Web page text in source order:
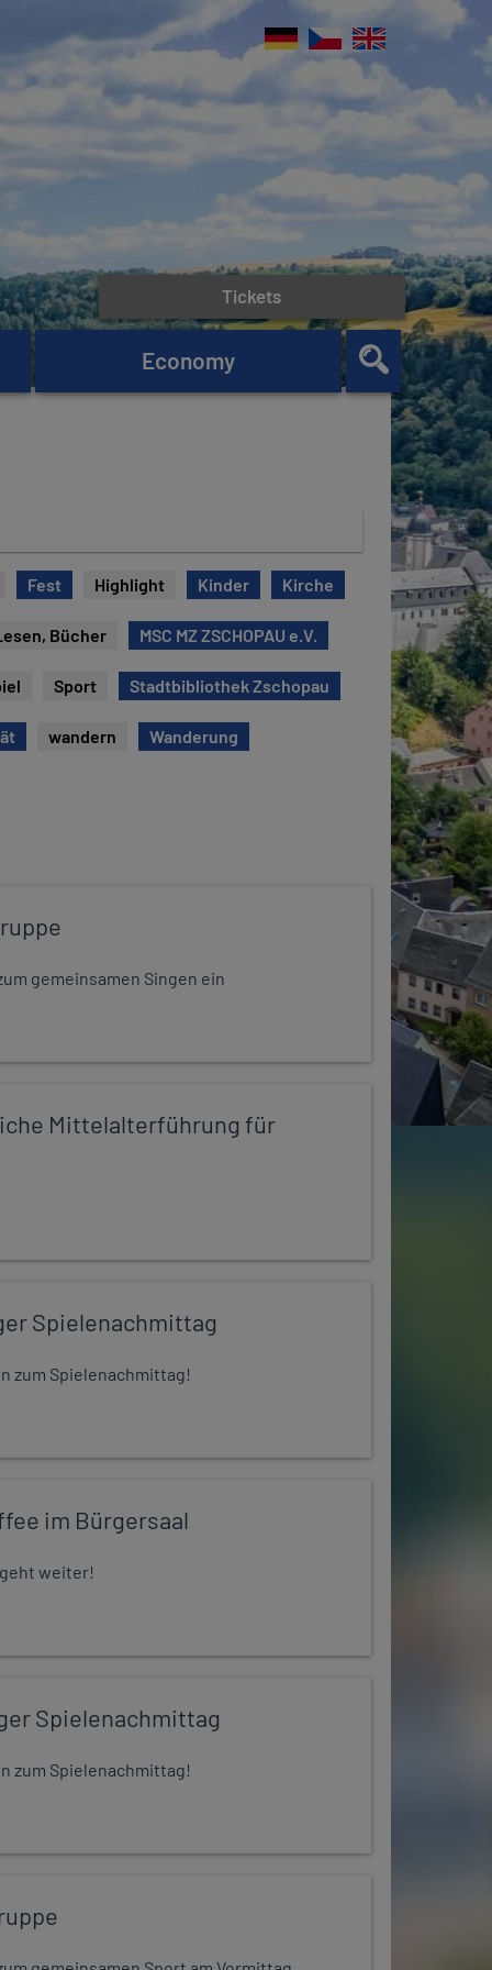
Economy
Tickets
Fest Highlight Kinder Kirche
Bücher MSC MZ ZSCHOPAU e.V.
Sport Stadtbibliothek Zschopau
wandern Wanderung
gemeinsamen Singen ein
Mittelalterführung für
Spielenachmittag
zum Spielenachmittag!
im Bürgersaal
weiter!
Spielenachmittag
zum Spielenachmittag!